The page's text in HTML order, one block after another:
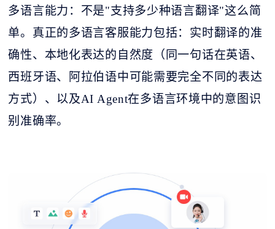
多语言能力：不是"支持多少种语言翻译"这么简
单。真正的多语言客服能力包括：实时翻译的准
确性、本地化表达的自然度（同一句话在英语、
西班牙语、阿拉伯语中可能需要完全不同的表达
方式）、以及AI Agent在多语言环境中的意图识
别准确率。